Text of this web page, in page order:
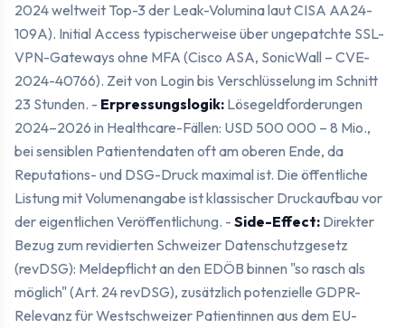
2024 weltweit Top-3 der Leak-Volumina laut CISA AA24-
109A). Initial Access typischerweise über ungepatchte SSL-
VPN-Gateways ohne MFA (Cisco ASA, SonicWall – CVE-
2024-40766). Zeit von Login bis Verschlüsselung im Schnitt
23 Stunden. - Erpressungslogik: Lösegeldforderungen
2024–2026 in Healthcare-Fällen: USD 500 000 – 8 Mio.,
bei sensiblen Patientendaten oft am oberen Ende, da
Reputations- und DSG-Druck maximal ist. Die öffentliche
Listung mit Volumenangabe ist klassischer Druckaufbau vor
der eigentlichen Veröffentlichung. - Side-Effect: Direkter
Bezug zum revidierten Schweizer Datenschutzgesetz
(revDSG): Meldepflicht an den EDÖB binnen "so rasch als
möglich" (Art. 24 revDSG), zusätzlich potenzielle GDPR-
Relevanz für Westschweizer Patientinnen aus dem EU-